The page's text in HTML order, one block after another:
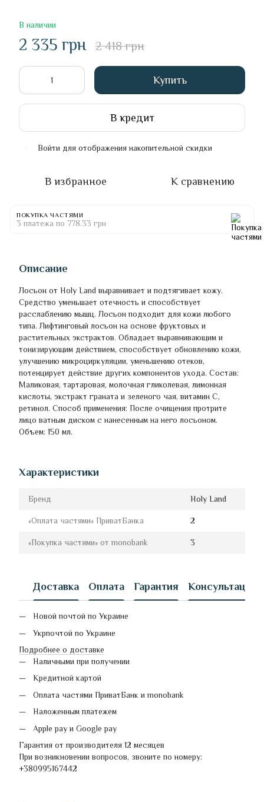
В наличии
2 335 грн 2 418 грн
Купить
В кредит
Войти для отображения накопительной скидки
В избранное К сравнению
ПОКУПКА ЧАСТЯМИ
3 платежа по 778.33 грн
Описание
Лосьон от Holy Land выравнивает и подтягивает кожу.
Средство уменьшает отечность и способствует
расслаблению мышц. Лосьон подходит для кожи любого
типа. Лифтинговый лосьон на основе фруктовых и
растительных экстрактов. Обладает выравнивающим и
тонизирующим действием, способствует обновлению кожи,
улучшению микроциркуляции, уменьшению отеков,
потенцирует действие других компонентов ухода. Состав:
Маликовая, тартаровая, молочная гликолевая, лимонная
кислоты, экстракт граната и зеленого чая, витамин С,
ретинол. Способ применения: После очищения протрите
лицо ватным диском с нанесенным на него лосьоном.
Объем: 150 мл.
Характеристики
Бренд Holy Land
«Оплата частями» ПриватБанка 2
«Покупка частями» от monobank 3
Доставка Оплата Гарантия Консультация
Новой почтой по Украине
Укрпочтой по Украине
Подробнее о доставке
Наличными при получении
Кредитной картой
Оплата частями ПриватБанк и monobank
Наложенным платежем
Apple pay и Google pay
Гарантия от производителя 12 месяцев
При возникновении вопросов, звоните по номеру:
+380995167442